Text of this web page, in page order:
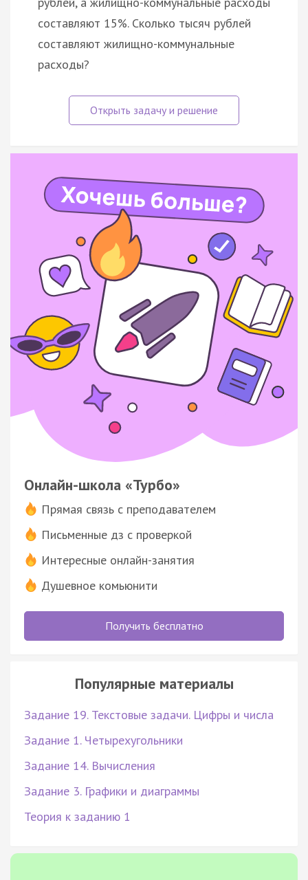
составляют 15%. Сколько тысяч рублей
составляют жилищно-коммунальные
расходы?
Онлайн-школа «Турбо»
Прямая связь с преподавателем
Письменные дз с проверкой
Интересные онлайн-занятия
Душевное комьюнити
Получить бесплатно
Популярные материалы
Задание 19. Текстовые задачи. Цифры и числа
Задание 1. Четырехугольники
Задание 14. Вычисления
Задание 3. Графики и диаграммы
Теория к заданию 1